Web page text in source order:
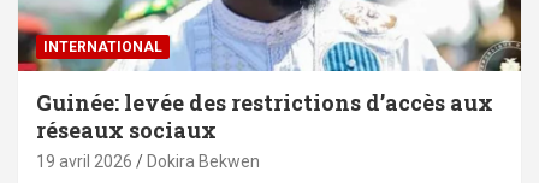
INTERNATIONAL
Guinée: levée des restrictions d’accès aux
réseaux sociaux
19 avril 2026 Dokira Bekwen